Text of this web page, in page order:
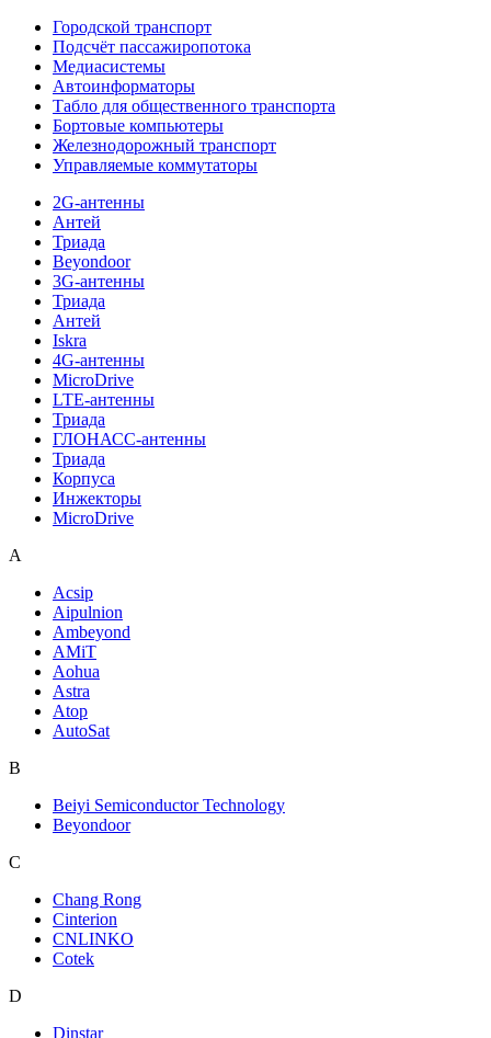
Городской транспорт
Подсчёт пассажиропотока
Медиасистемы
Автоинформаторы
Табло для общественного транспорта
Бортовые компьютеры
Железнодорожный транспорт
Управляемые коммутаторы
2G-антенны
Антей
Триада
Beyondoor
3G-антенны
Триада
Антей
Iskra
4G-антенны
MicroDrive
LTE-антенны
Триада
ГЛОНАСС-антенны
Триада
Корпуса
Инжекторы
MicroDrive
A
Acsip
Aipulnion
Ambeyond
AMiT
Aohua
Astra
Atop
AutoSat
B
Beiyi Semiconductor Technology
Beyondoor
C
Chang Rong
Cinterion
CNLINKO
Cotek
D
Dinstar